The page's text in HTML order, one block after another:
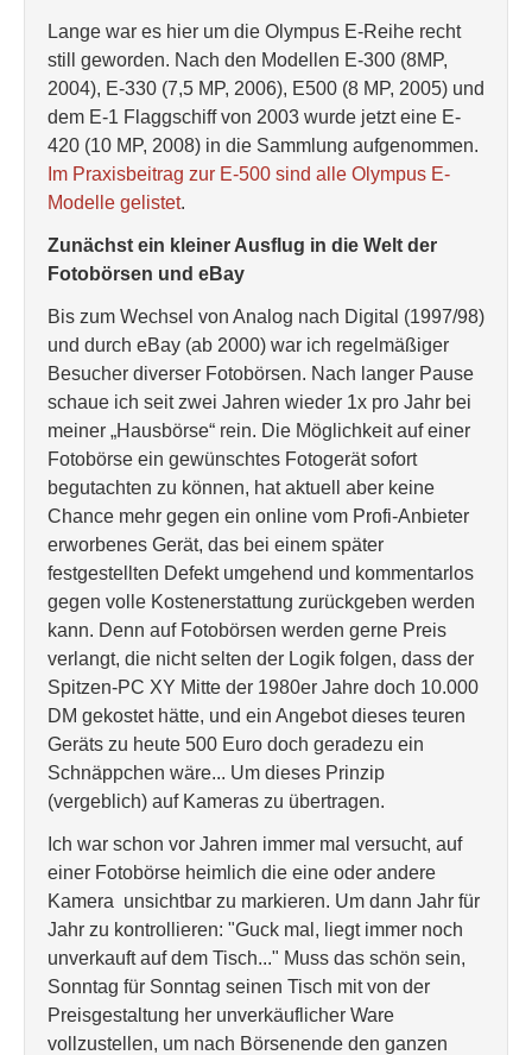
Lange war es hier um die Olympus E-Reihe recht
still geworden. Nach den Modellen E-300 (8MP,
2004), E-330 (7,5 MP, 2006), E500 (8 MP, 2005) und
dem E-1 Flaggschiff von 2003 wurde jetzt eine E-
420 (10 MP, 2008) in die Sammlung aufgenommen.
Im Praxisbeitrag zur E-500 sind alle Olympus E-
Modelle gelistet.
Zunächst ein kleiner Ausflug in die Welt der
Fotobörsen und eBay
Bis zum Wechsel von Analog nach Digital (1997/98)
und durch eBay (ab 2000) war ich regelmäßiger
Besucher diverser Fotobörsen. Nach langer Pause
schaue ich seit zwei Jahren wieder 1x pro Jahr bei
meiner „Hausbörse“ rein. Die Möglichkeit auf einer
Fotobörse ein gewünschtes Fotogerät sofort
begutachten zu können, hat aktuell aber keine
Chance mehr gegen ein online vom Profi-Anbieter
erworbenes Gerät, das bei einem später
festgestellten Defekt umgehend und kommentarlos
gegen volle Kostenerstattung zurückgeben werden
kann. Denn auf Fotobörsen werden gerne Preis
verlangt, die nicht selten der Logik folgen, dass der
Spitzen-PC XY Mitte der 1980er Jahre doch 10.000
DM gekostet hätte, und ein Angebot dieses teuren
Geräts zu heute 500 Euro doch geradezu ein
Schnäppchen wäre... Um dieses Prinzip
(vergeblich) auf Kameras zu übertragen.
Ich war schon vor Jahren immer mal versucht, auf
einer Fotobörse heimlich die eine oder andere
Kamera unsichtbar zu markieren. Um dann Jahr für
Jahr zu kontrollieren: "Guck mal, liegt immer noch
unverkauft auf dem Tisch..." Muss das schön sein,
Sonntag für Sonntag seinen Tisch mit von der
Preisgestaltung her unverkäuflicher Ware
vollzustellen, um nach Börsenende den ganzen